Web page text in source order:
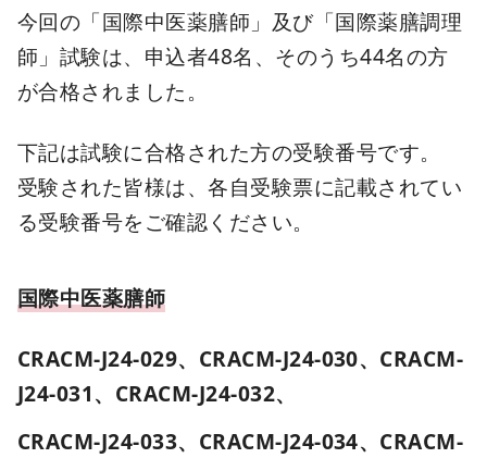
今回の「国際中医薬膳師」及び「国際薬膳調理
師」試験は、申込者48名、そのうち44名の方
が合格されました。
下記は試験に合格された方の受験番号です。
受験された皆様は、各自受験票に記載されてい
る受験番号をご確認ください。
国際中医薬膳師
CRACM-J24-029、CRACM-J24-030、CRACM-
J24-031、CRACM-J24-032、
CRACM-J24-033、CRACM-J24-034、CRACM-